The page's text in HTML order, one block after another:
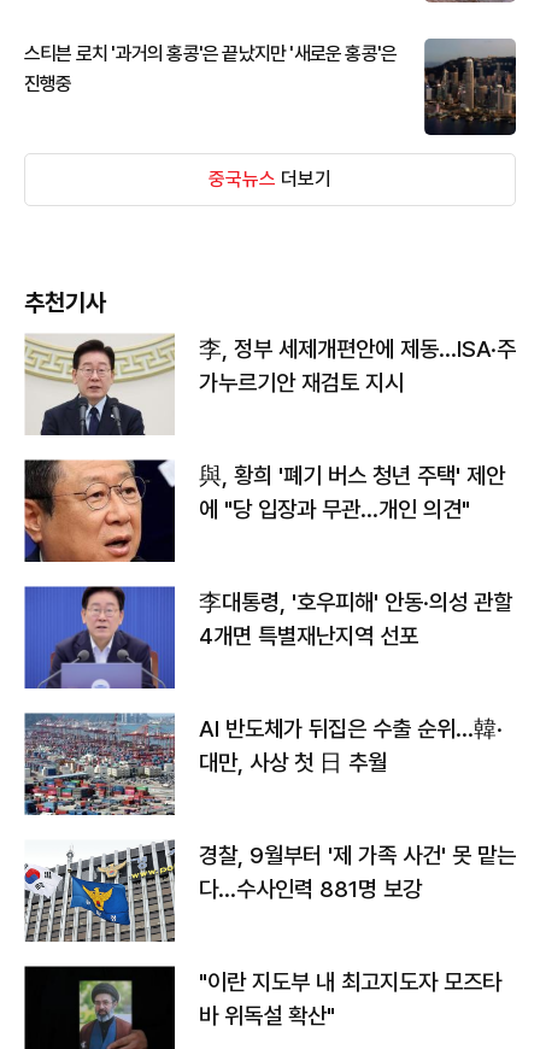
스티븐 로치 '과거의 홍콩'은 끝났지만 '새로운 홍콩'은
진행중
중국뉴스 더보기
추천기사
李, 정부 세제개편안에 제동…ISA·주
가누르기안 재검토 지시
與, 황희 '폐기 버스 청년 주택' 제안
에 "당 입장과 무관…개인 의견"
李대통령, '호우피해' 안동·의성 관할
4개면 특별재난지역 선포
AI 반도체가 뒤집은 수출 순위…韓·
대만, 사상 첫 日 추월
경찰, 9월부터 '제 가족 사건' 못 맡는
다…수사인력 881명 보강
"이란 지도부 내 최고지도자 모즈타
바 위독설 확산"